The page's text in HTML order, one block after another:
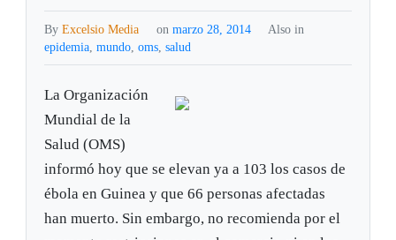
ByExcelsio Media on marzo 28, 2014
Also in
epidemia,mundo,oms,salud
La Organización
Mundial de la
Salud (OMS)
informó hoy que se elevan ya a 103 los casos de
ébola en Guinea y que 66 personas afectadas
han muerto. Sin embargo, no recomienda por el